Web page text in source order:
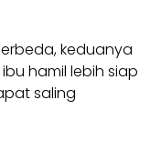
keduanya
hamil lebih siap
saling